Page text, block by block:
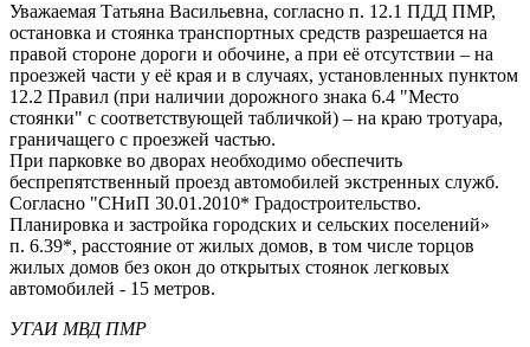
Уважаемая Татьяна Васильевна, согласно п. 12.1 ПДД ПМР,
остановка и стоянка транспортных средств разрешается на
правой стороне дороги и обочине, а при её отсутствии – на
проезжей части у её края и в случаях, установленных пунктом
12.2 Правил (при наличии дорожного знака 6.4 "Место
стоянки" с соответствующей табличкой) – на краю тротуара,
граничащего с проезжей частью.
При парковке во дворах необходимо обеспечить
беспрепятственный проезд автомобилей экстренных служб.
Согласно "СНиП 30.01.2010* Градостроительство.
Планировка и застройка городских и сельских поселений»
п. 6.39*, расстояние от жилых домов, в том числе торцов
жилых домов без окон до открытых стоянок легковых
автомобилей - 15 метров.
УГАИ МВД ПМР